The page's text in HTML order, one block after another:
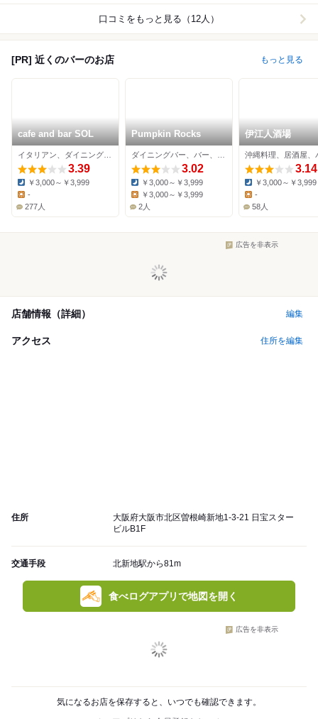
口コミをもっと見る（12人）
[PR] 近くのバーのお店 もっと見る
cafe and bar SOL
3.39
Dinner:
￥3,000～￥3,999
-
277人
Pumpkin Rocks
3.02
Dinner:
￥3,000～￥3,999
Lunch:
￥3,000～￥3,999
2人
伊江人酒場
沖縄料理、居酒屋、
3.14
Dinner:
￥3,000～￥3,999
Lunch:
-
58人
広告を非表示
店舗情報（詳細） 編集
アクセス 住所を編集
住所
大阪府大阪市北区曽根崎新地1-3-21 日宝スター
ビルB1F
交通手段 北新地駅から81m
食べログアプリで地図を開く
広告を非表示
気になるお店を保存すると、いつでも確認できます。